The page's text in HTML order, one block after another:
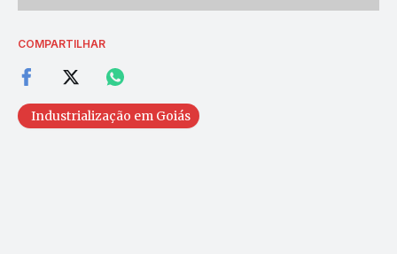
COMPARTILHAR
Industrialização em Goiás